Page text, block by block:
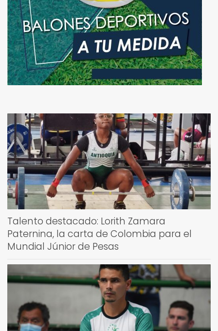
Talento destacado: Lorith Zamara
Paternina, la carta de Colombia para el
Mundial Júnior de Pesas